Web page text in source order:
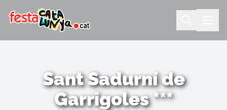
Sant Sadurní de
Garrigoles ***